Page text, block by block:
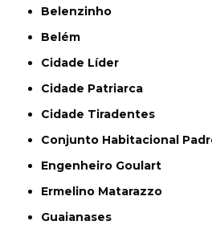
Belenzinho
Belém
Cidade Líder
Cidade Patriarca
Cidade Tiradentes
Conjunto Habitacional
Engenheiro Goulart
Ermelino Matarazzo
Guaianases